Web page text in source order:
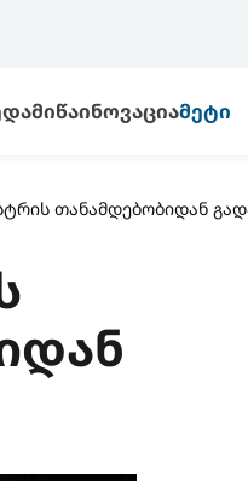
ᲘᲜᲝᲕᲐᲪᲘᲐᲛᲔᲢᲘ
თანამდებობიდან